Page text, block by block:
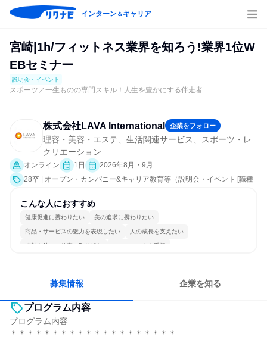
インターン＆キャリア
宮崎|1h/フィットネス業界を知ろう!業界1位W
EBセミナー
説明会・イベント
スポーツ／一生ものの専門スキル！人生を豊かにする伴走者
株式会社LAVA International 企業をフォロー
理容・美容・エステ、生活関連サービス、スポーツ・レ
クリエーション
オンライン 1日
2026年8月・9月
28卒 | オープン・カンパニー&キャリア教育等（説明会・イベント [職種
こんな人におすすめ
健康促進に携わりたい 美の追求に携わりたい
商品・サービスの魅力を表現したい 人の成長を支えたい
情熱を持って仕事に取り組む チームワークを重視
募集情報 企業を知る
プログラム内容
プログラム内容
＊＊＊＊＊＊＊＊＊＊＊＊＊＊＊＊＊＊＊＊